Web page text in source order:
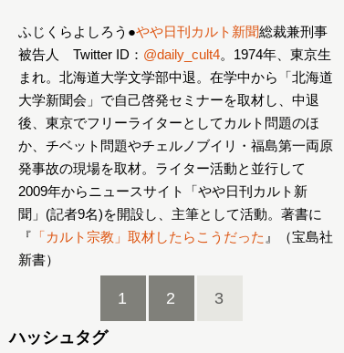
ふじくらよしろう●やや日刊カルト新聞総裁兼刑事
被告人 Twitter ID： @daily_cult4。1974年、東京生
まれ。北海道大学文学部中退。在学中から「北海道
大学新聞会」で自己啓発セミナーを取材し、中退
後、東京でフリーライターとしてカルト問題のほ
か、チベット問題やチェルノブイリ・福島第一両原
発事故の現場を取材。ライター活動と並行して
2009年からニュースサイト「やや日刊カルト新
聞」(記者9名)を開設し、主筆として活動。著書に
『 「カルト宗教」取材したらこうだった 』（宝島社
新書）
1 2 3
ハッシュタグ